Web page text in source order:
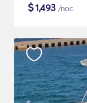
$1,493 /noc